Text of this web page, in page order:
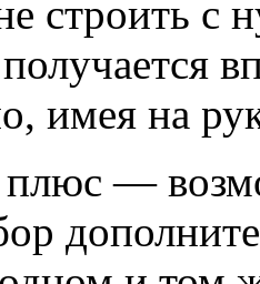
строить с
имея на
—